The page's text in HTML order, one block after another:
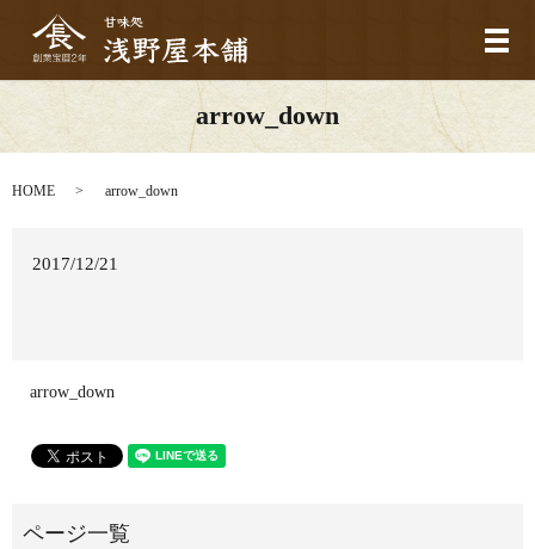
メ
arrow_down
HOME arrow_down
2017/12/21
arrow_down